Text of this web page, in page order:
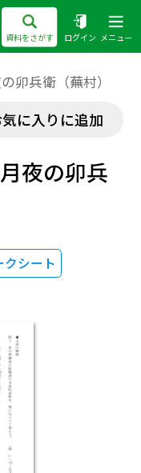
資料をさがす ログイン メニュー
卯兵衛（蕪村）
に入りに追加
夜の卯兵
シート